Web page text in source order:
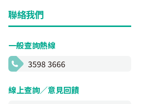
聯絡我們
一般查詢熱線
3598 3666
線上查詢／意見回饋